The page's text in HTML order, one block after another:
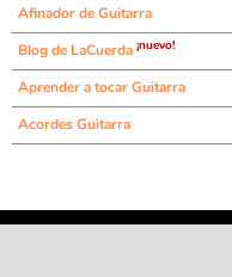
Afinador de Guitarra
Blog de LaCuerda ¡nuevo!
Aprender a tocar Guitarra
Acordes Guitarra